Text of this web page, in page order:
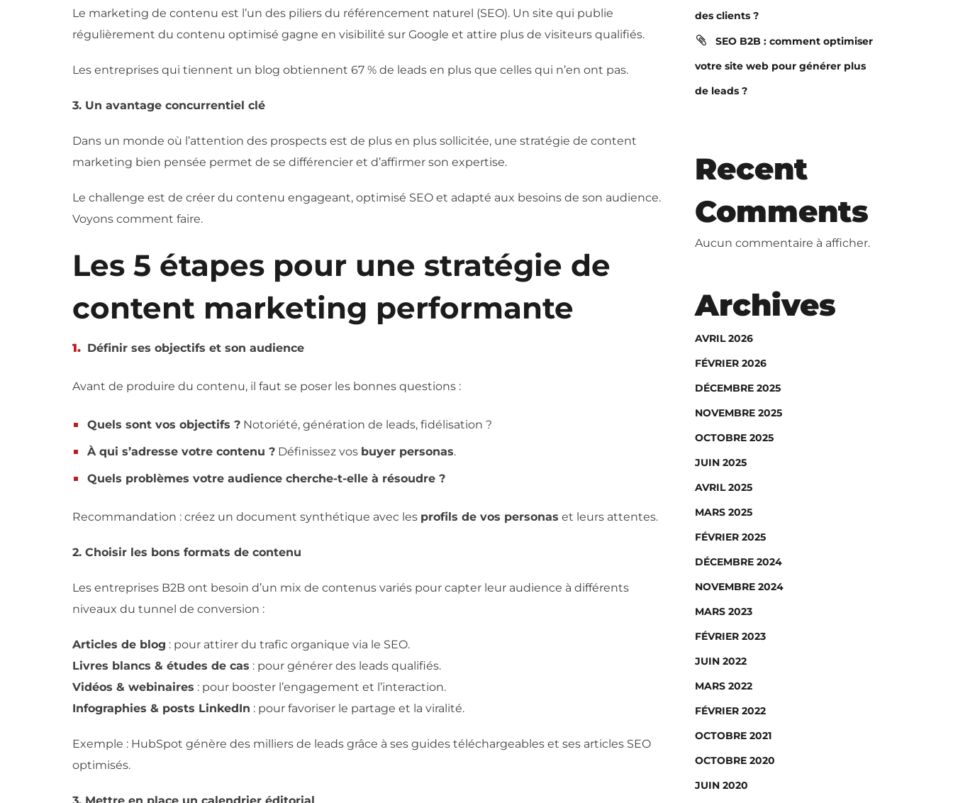
Le marketing de contenu est l’un des piliers du référencement naturel (SEO). Un site qui publie
régulièrement du contenu optimisé gagne en visibilité sur Google et attire plus de visiteurs qualifiés.
Les entreprises qui tiennent un blog obtiennent 67 % de leads en plus que celles qui n’en ont pas.
3. Un avantage concurrentiel clé
Dans un monde où l’attention des prospects est de plus en plus sollicitée, une stratégie de content
marketing bien pensée permet de se différencier et d’affirmer son expertise.
Le challenge est de créer du contenu engageant, optimisé SEO et adapté aux besoins de son audience.
Voyons comment faire.
Les 5 étapes pour une stratégie de
content marketing performante
Définir ses objectifs et son audience
Avant de produire du contenu, il faut se poser les bonnes questions :
Quels sont vos objectifs ? Notoriété, génération de leads, fidélisation ?
À qui s’adresse votre contenu ? Définissez vos buyer personas.
Quels problèmes votre audience cherche-t-elle à résoudre ?
Recommandation : créez un document synthétique avec les profils de vos personas et leurs attentes.
2. Choisir les bons formats de contenu
Les entreprises B2B ont besoin d’un mix de contenus variés pour capter leur audience à différents
niveaux du tunnel de conversion :
Articles de blog : pour attirer du trafic organique via le SEO.
Livres blancs & études de cas : pour générer des leads qualifiés.
Vidéos & webinaires : pour booster l’engagement et l’interaction.
Infographies & posts LinkedIn : pour favoriser le partage et la viralité.
Exemple : HubSpot génère des milliers de leads grâce à ses guides téléchargeables et ses articles SEO
optimisés.
des clients ?
SEO B2B : comment optimiser
votre site web pour générer plus
de leads ?
Recent
Comments
Aucun commentaire à afficher.
Archives
AVRIL 2026
FÉVRIER 2026
DÉCEMBRE 2025
NOVEMBRE 2025
OCTOBRE 2025
JUIN 2025
AVRIL 2025
MARS 2025
FÉVRIER 2025
DÉCEMBRE 2024
NOVEMBRE 2024
MARS 2023
FÉVRIER 2023
JUIN 2022
MARS 2022
FÉVRIER 2022
OCTOBRE 2021
OCTOBRE 2020
JUIN 2020